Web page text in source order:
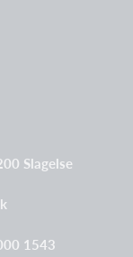
Slagelse
1543